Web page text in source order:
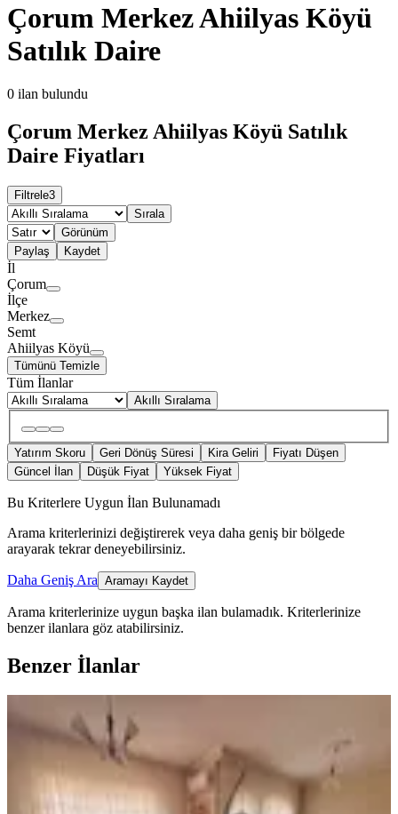
Çorum Merkez Ahiilyas Köyü
Satılık Daire
0 ilan bulundu
Çorum Merkez Ahiilyas Köyü Satılık
Daire Fiyatları
Filtrele3
Sırala
Görünüm
Paylaş
Kaydet
İl
Çorum
İlçe
Merkez
Semt
Ahiilyas Köyü
Tümünü Temizle
Tüm İlanlar
Akıllı Sıralama
Yatırım Skoru Geri Dönüş Süresi Kira Geliri
Fiyatı Düşen
Güncel İlan
Düşük Fiyat Yüksek Fiyat
Bu Kriterlere Uygun İlan Bulunamadı
Arama kriterlerinizi değiştirerek veya daha geniş bir bölgede
arayarak tekrar deneyebilirsiniz.
Daha Geniş Ara Aramayı Kaydet
Arama kriterlerinize uygun başka ilan bulamadık. Kriterlerinize
benzer ilanlara göz atabilirsiniz.
Benzer İlanlar
Akkent Celilkırı Tokide Satılık 3+1
Ara Kat Daire
Merkez, Ak Kent Mahallesi
· 3. Kat·05.08.2026